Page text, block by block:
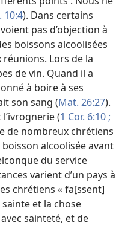
10:4). Dans certains
pas d’objection à
boissons alcoolisées
réunions. Lors de la
de vin. Quand il a
à boire à ses
son sang (Mat. 26:27).
l’ivrognerie (1 Cor. 6:10 ;
de nombreux chrétiens
alcoolisée avant
du service
varient d’un pays à
chrétiens « fa[ssent]
et la chose
sainteté, et de